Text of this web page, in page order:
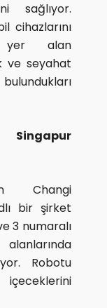
sağlıyor.
cihazlarını
yer alan
ve seyahat
Changi
bir şirket
3 numaralı
Robotu